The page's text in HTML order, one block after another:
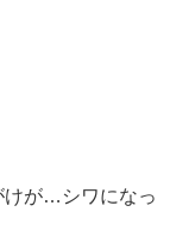
けが…シワになっ